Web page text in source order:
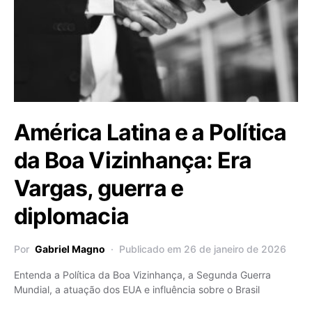
América Latina e a Política
da Boa Vizinhança: Era
Vargas, guerra e
diplomacia
Por Gabriel Magno Publicado em 26 de janeiro de 2026
Entenda a Política da Boa Vizinhança, a Segunda Guerra
Mundial, a atuação dos EUA e influência sobre o Brasil